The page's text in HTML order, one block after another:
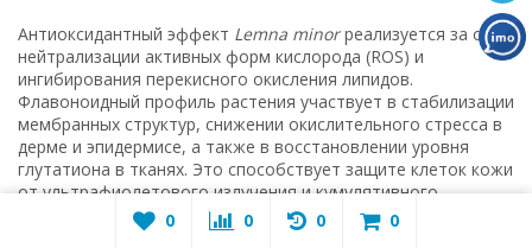
Антиоксидантный эффект Lemna minorреализуется за счёт
нейтрализации активных форм кислорода (ROS) и
ингибирования перекисного окисления липидов.
Флавоноидный профиль растения участвует в стабилизации
мембранных структур, снижении окислительного стресса в
дерме и эпидермисе, а также в восстановлении уровня
глутатиона в тканях. Это способствует защите клеток кожи
от ультрафиолетового излучения и кумулятивного
повреждения, обусловленного свободными радикалами.
0 0 0 0